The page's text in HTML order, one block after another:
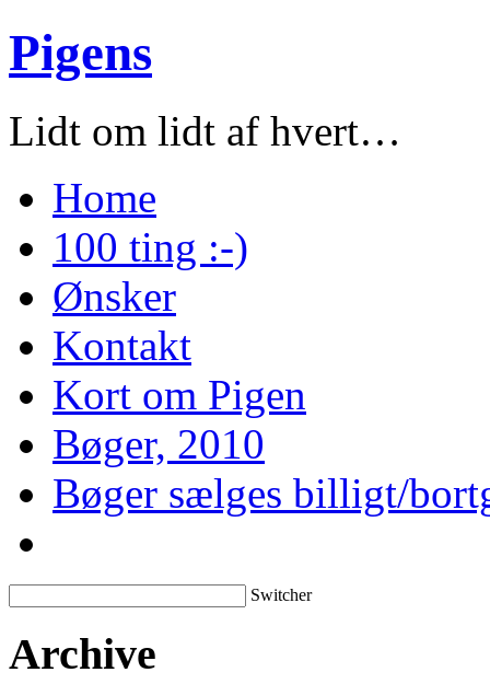
Pigens
Lidt om lidt af hvert…
Home
100 ting :-)
Ønsker
Kontakt
Kort om Pigen
Bøger, 2010
Bøger sælges billigt/
Switcher
Archive